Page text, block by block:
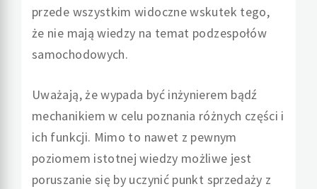
przede wszystkim widoczne wskutek tego,
że nie mają wiedzy na temat podzespołów
samochodowych.
Uważają, że wypada być inżynierem bądź
mechanikiem w celu poznania różnych części i
ich funkcji. Mimo to nawet z pewnym
poziomem istotnej wiedzy możliwe jest
poruszanie się by uczynić punkt sprzedaży z